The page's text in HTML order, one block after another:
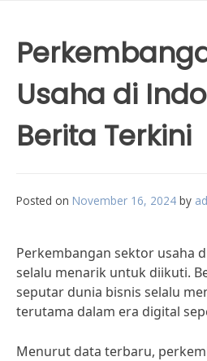
Usaha di
Berita Terkini
Posted on November 16, 2024 by
Perkembangan sektor usaha
selalu menarik untuk diikuti.
seputar dunia bisnis selalu
terutama dalam era digital
Menurut data terbaru,